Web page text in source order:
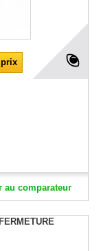
au comparateur